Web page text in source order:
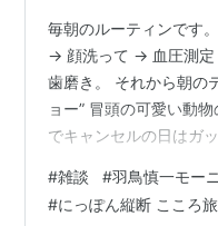
毎朝のルーティンです
→ 顔洗って → 血圧測
歯磨き。 それから朝の
ョー” 冒頭の可愛い動
でキャンセルの日はガ
あに感じるが、最近少
屈になってきた。それ
#雑談 #羽鳥慎一モー
#にっぽん縦断 こころ旅